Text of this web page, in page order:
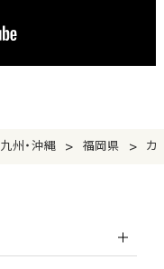
九州・沖縄 > 福岡県 > カ